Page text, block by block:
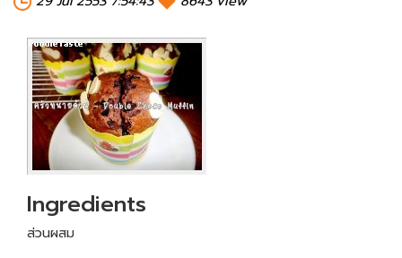
Ingredients
ส่วนผสม